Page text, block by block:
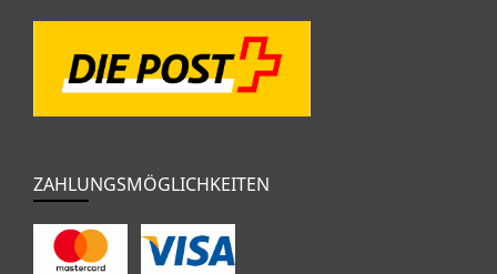
ZAHLUNGSMÖGLICHKEITEN